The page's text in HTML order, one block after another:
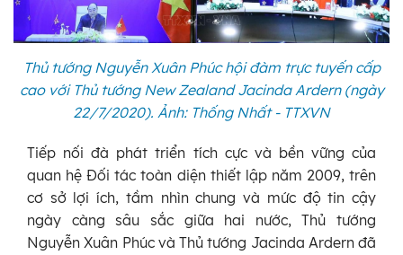
Thủ tướng Nguyễn Xuân Phúc hội đàm trực tuyến cấp
cao với Thủ tướng New Zealand Jacinda Ardern (ngày
22/7/2020). Ảnh: Thống Nhất - TTXVN
Tiếp nối đà phát triển tích cực và bền vững của
quan hệ Đối tác toàn diện thiết lập năm 2009, trên
cơ sở lợi ích, tầm nhìn chung và mức độ tin cậy
ngày càng sâu sắc giữa hai nước, Thủ tướng
Nguyễn Xuân Phúc và Thủ tướng Jacinda Ardern đã